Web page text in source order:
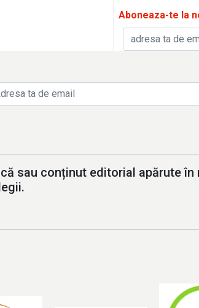
Aboneaza-te la
sau conținut editorial apărute